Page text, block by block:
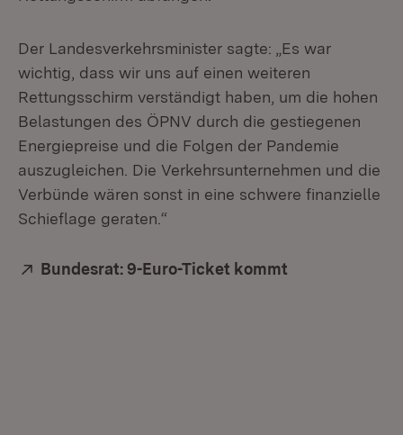
Der Landesverkehrsminister sagte: „Es war
wichtig, dass wir uns auf einen weiteren
Rettungsschirm verständigt haben, um die hohen
Belastungen des ÖPNV durch die gestiegenen
Energiepreise und die Folgen der Pandemie
auszugleichen. Die Verkehrsunternehmen und die
Verbünde wären sonst in eine schwere finanzielle
Schieflage geraten.“
Extern:
Bundesrat: 9-Euro-Ticket kommt